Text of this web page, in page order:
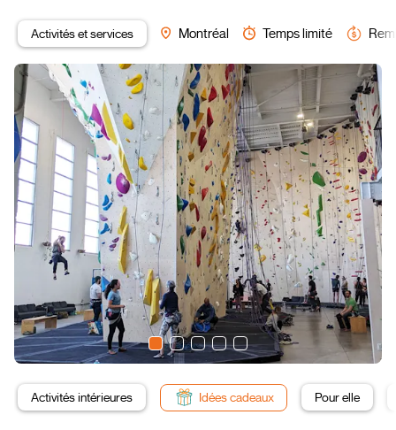
Activités et services Montréal Temps limité
Activités intérieures Idées cadeaux Pour elle